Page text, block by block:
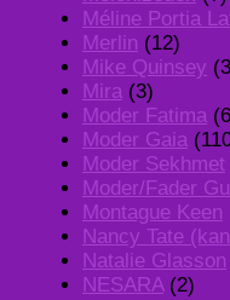
Méline Portia
Merlin (12)
Mike Quinsey
Mira (3)
Moder Fatima
Moder Gaia
Moder Sekhmet
Moder/Fader
Montague Keen
Nancy Tate
Natalie Glasson
NESARA(2)